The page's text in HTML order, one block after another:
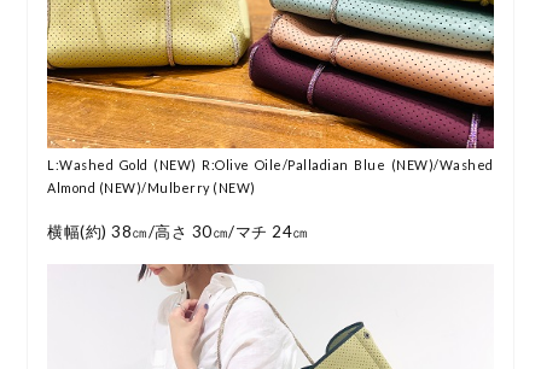
L:Washed Gold (NEW) R:Olive Oile/Palladian Blue (NEW)/Washed
Almond (NEW)/Mulberry (NEW)
横幅(約) 38㎝/高さ 30㎝/マチ 24㎝